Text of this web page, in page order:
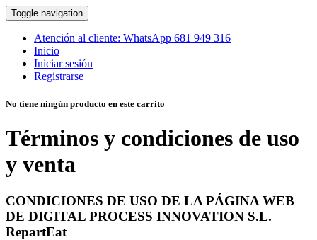
Toggle navigation
Atención al cliente: WhatsApp 681 949 316
Inicio
Iniciar sesión
Registrarse
No tiene ningún producto en este carrito
Términos y condiciones de uso
y venta
CONDICIONES DE USO DE LA PÁGINA WEB
DE DIGITAL PROCESS INNOVATION S.L.
RepartEat